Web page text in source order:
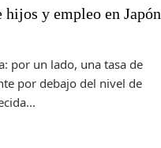
y empleo en Japón
por un lado, una tasa de
por debajo del nivel de